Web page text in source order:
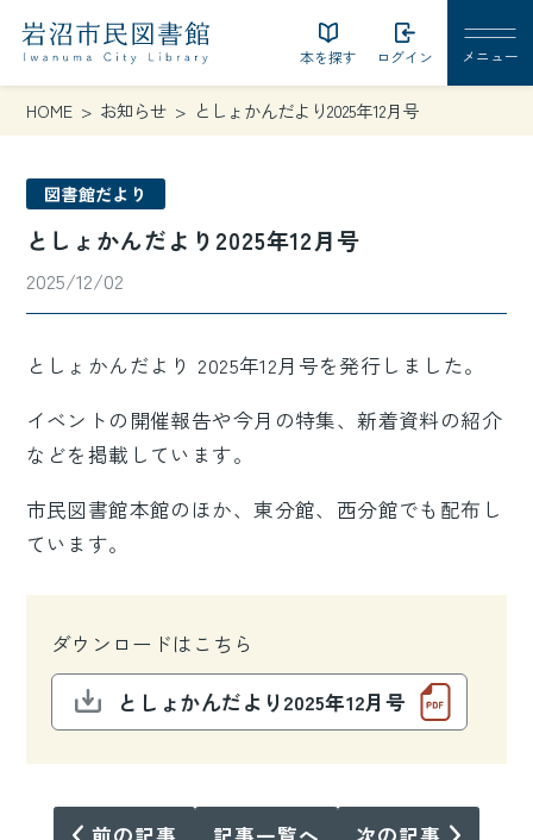
本を探す ログイン
HOME お知らせ としょかんだより2025年12月号
図書館だより
としょかんだより2025年12月号
2025/12/02
としょかんだより 2025年12月号を発行しました。
イベントの開催報告や今月の特集、新着資料の紹介
などを掲載しています。
市民図書館本館のほか、東分館、西分館でも配布し
ています。
ダウンロードはこちら
としょかんだより2025年12月号